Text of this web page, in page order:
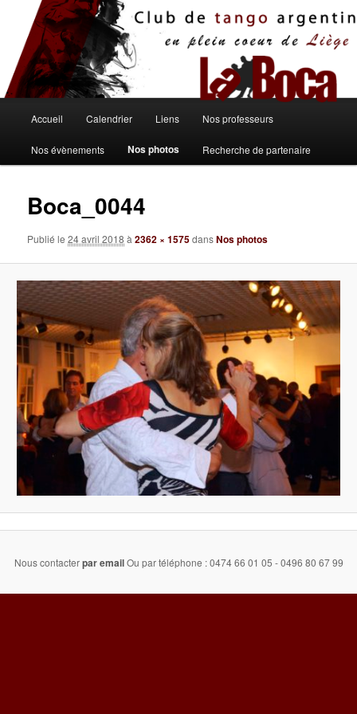
contenu
principal
principal
Accueil Calendrier Liens Nos professeurs
Nos évènements Nos photos Recherche de partenaire
Boca_0044
Publié le24 avril 2018 à2362 × 1575dansNos photos
Nous contacterpar emailOu par téléphone : 0474 66 01 05 - 0496 80 67 99